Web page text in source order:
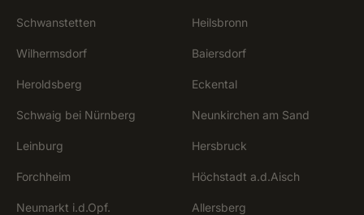
Schwanstetten Heilsbronn
Wilhermsdorf Baiersdorf
Heroldsberg Eckental
Schwaig bei Nürnberg Neunkirchen am Sand
Leinburg Hersbruck
Forchheim Höchstadt a.d.Aisch
Neumarkt i.d.Opf. Allersberg